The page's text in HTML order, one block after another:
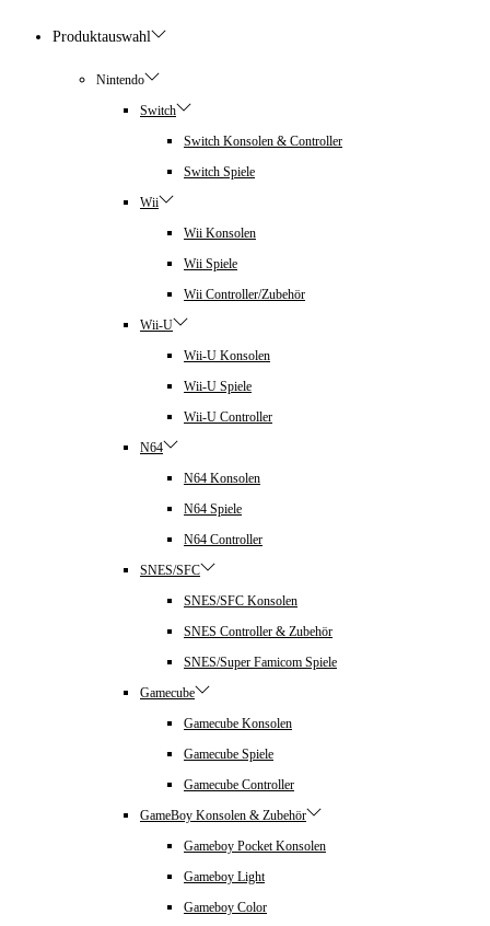
Produktauswahl
Nintendo
Switch
Switch Konsolen & Controller
Switch Spiele
Wii
Wii Konsolen
Wii Spiele
Wii Controller/Zubehör
Wii-U
Wii-U Konsolen
Wii-U Spiele
Wii-U Controller
N64
N64 Konsolen
N64 Spiele
N64 Controller
SNES/SFC
SNES/SFC Konsolen
SNES Controller & Zubehör
SNES/Super Famicom Spiele
Gamecube
Gamecube Konsolen
Gamecube Spiele
Gamecube Controller
GameBoy Konsolen & Zubehör
Gameboy Pocket Konsolen
Gameboy Light
Gameboy Color